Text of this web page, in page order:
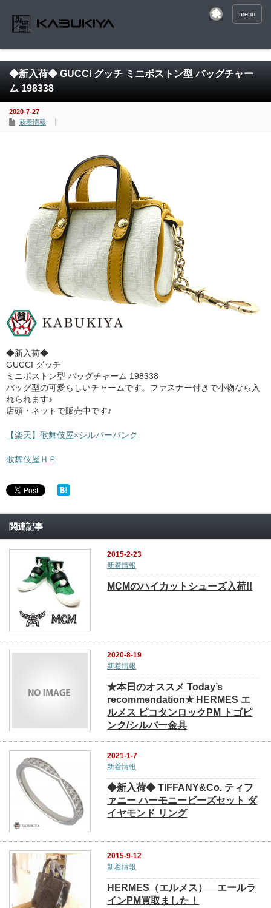
menu
◆新入荷◆ GUCCI グッチ ミニボストン型 バッグチャー
ム 198338
2020-7-27
新着情報
◆新入荷◆
GUCCI グッチ
ミニボストン型 バッグチャーム 198338
バッグ型の可愛らしいチャームです。ファスナー付きで小物なら入
れられます♪
店頭・ネットで販売中です♪
【楽天】歌舞伎屋×シルバーバンク
歌舞伎屋ＨＰ
関連記事
2015-2-23
新着情報
MCMのハイカットシューズ入荷!!
2020-8-19
新着情報
★本日のオススメ Today’s
recommendation★ HERMES エ
ルメス ピコタンロックPM トゴピ
ンク/シルバー金具
2021-1-7
新着情報
◆新入荷◆ TIFFANY&Co. ティフ
ァニー ハーモニービーズセット ダ
イヤモンド リング
2015-9-12
新着情報
HERMES（エルメス） エールラ
インPM買取ました！